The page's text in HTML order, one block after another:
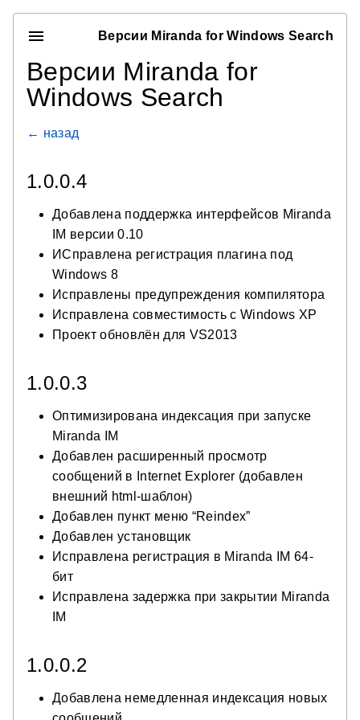
Версии Miranda for Windows Search
Версии Miranda for
Windows Search
← назад
1.0.0.4
Добавлена поддержка интерфейсов Miranda
IM версии 0.10
ИСправлена регистрация плагина под
Windows 8
Исправлены предупреждения компилятора
Исправлена совместимость с Windows XP
Проект обновлён для VS2013
1.0.0.3
Оптимизирована индексация при запуске
Miranda IM
Добавлен расширенный просмотр
сообщений в Internet Explorer (добавлен
внешний html-шаблон)
Добавлен пункт меню “Reindex”
Добавлен установщик
Исправлена регистрация в Miranda IM 64-
бит
Исправлена задержка при закрытии Miranda
IM
1.0.0.2
Добавлена немедленная индексация новых